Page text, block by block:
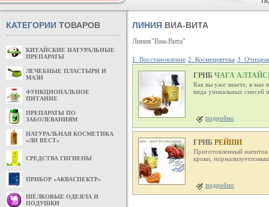
КАТЕГОРИИ ТОВАРОВ
КИТАЙСКИЕ НАТУРАЛЬНЫЕ
ПРЕПАРАТЫ
ЛЕЧЕБНЫЕ ПЛАСТЫРИ И
МАЗИ
ФУНКЦИОНАЛЬНОЕ
ПИТАНИЕ
ПРЕПАРАТЫ ПО
ЗАБОЛЕВАНИЯМ
НАТУРАЛЬНАЯ КОСМЕТИКА
«ЛИ ВЕСТ»
СРЕДСТВА ГИГИЕНЫ
ПРИБОР «АКВАСПЕКТР»
ШЁЛКОВЫЕ ОДЕЯЛА И
ПОДУШКИ
ЛИНИЯ ВИА-ВИТА
Линия"Виа-Вита"
1. Восстановление 2. Космецевтика 3.
ГРИБЧАГА
Как вы уже знаете, в
вида уникальных смесей
подробно
ГРИБРЕЙШИ
Приготовленный
крови,
подробно